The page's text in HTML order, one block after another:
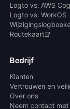
Logto vs. AWS
Logto vs. WorkOS
Routekaart
Bedrijf
Klanten
Vertrouwen en
Over ons
Neem contact met